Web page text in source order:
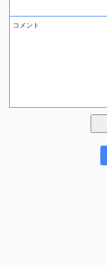
コメント